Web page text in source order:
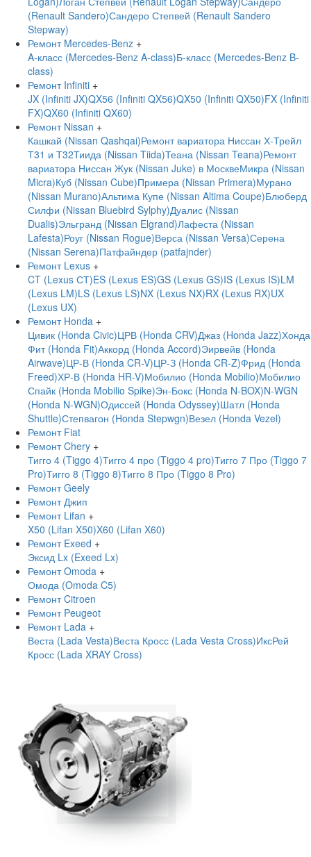
(Renault Sandero)Сандеро Степвей (Renault Sandero
Stepway)
Ремонт Mercedes-Benz +
A-класс (Mercedes-Benz A-class)Б-класс (Mercedes-Benz B-
class)
Ремонт Infiniti +
JX (Infiniti JX)QX56 (Infiniti QX56)QX50 (Infiniti QX50)FX (Infiniti
FX)QX60 (Infiniti QX60)
Ремонт Nissan +
Кашкай (Nissan Qashqai)Ремонт вариатора Ниссан Х-Трейл
Т31 и Т32Тиида (Nissan Tiida)Теана (Nissan Teana)Ремонт
вариатора Ниссан Жук (Nissan Juke) в МосквеМикра (Nissan
Micra)Куб (Nissan Cube)Примера (Nissan Primera)Мурано
(Nissan Murano)Альтима Купе (Nissan Altima Coupe)Блюберд
Силфи (Nissan Bluebird Sylphy)Дуалис (Nissan
Dualis)Эльгранд (Nissan Elgrand)Лафеста (Nissan
Lafesta)Роуг (Nissan Rogue)Верса (Nissan Versa)Серена
(Nissan Serena)Патфайндер (patfajnder)
Ремонт Lexus +
CT (Lexus СТ)ES (Lexus ES)GS (Lexus GS)IS (Lexus IS)LM
(Lexus LM)LS (Lexus LS)NX (Lexus NX)RX (Lexus RX)UX
(Lexus UX)
Ремонт Honda +
Цивик (Honda Civic)ЦРВ (Honda CRV)Джаз (Honda Jazz)Хонда
Фит (Honda Fit)Аккорд (Honda Accord)Эирвейв (Honda
Airwave)ЦР-В (Honda CR-V)ЦР-З (Honda CR-Z)Фрид (Honda
Freed)ХР-В (Honda HR-V)Мобилио (Honda Mobilio)Мобилио
Спайк (Honda Mobilio Spike)Эн-Бокс (Honda N-BOX)N-WGN
(Honda N-WGN)Одиссей (Honda Odyssey)Шатл (Honda
Shuttle)Степвагон (Honda Stepwgn)Везел (Honda Vezel)
Ремонт Fiat
Ремонт Chery +
Тигго 4 (Tiggo 4)Тигго 4 про (Tiggo 4 pro)Тигго 7 Про (Tiggo 7
Pro)Тигго 8 (Tiggo 8)Тигго 8 Про (Tiggo 8 Pro)
Ремонт Geely
Ремонт Джип
Ремонт Lifan +
X50 (Lifan X50)X60 (Lifan X60)
Ремонт Exeed +
Эксид Lx (Exeed Lx)
Ремонт Omoda +
Омода (Omoda C5)
Ремонт Citroen
Ремонт Peugeot
Ремонт Lada +
Веста (Lada Vesta)Веста Кросс (Lada Vesta Cross)ИксРей
Кросс (Lada XRAY Cross)